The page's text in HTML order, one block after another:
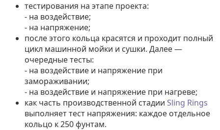
тестирования на этапе проекта:
- на воздействие;
- на напряжение;
после этого кольца красятся и проходит полный
цикл машинной мойки и сушки. Далее —
очередные тесты:
- на воздействие и напряжение при
замораживании;
- на воздействие и напряжение при нагреве;
как часть производственной стадии Sling Rings
выполняет тест напряжения: каждое отдельное
кольцо к 250 фунтам.